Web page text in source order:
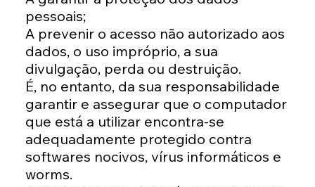
pessoais;
A prevenir o acesso não autorizado aos
dados, o uso impróprio, a sua
divulgação, perda ou destruição.
É, no entanto, da sua responsabilidade
garantir e assegurar que o computador
que está a utilizar encontra-se
adequadamente protegido contra
softwares nocivos, vírus informáticos e
worms.